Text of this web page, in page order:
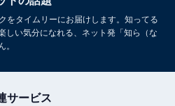
をタイムリーにお届けします。知ってる
しい気分になれる、ネット発「知ら（な
。
サービス